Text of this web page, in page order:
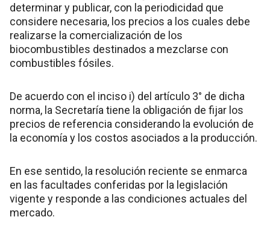
determinar y publicar, con la periodicidad que
considere necesaria, los precios a los cuales debe
realizarse la comercialización de los
biocombustibles destinados a mezclarse con
combustibles fósiles.
De acuerdo con el inciso i) del artículo 3° de dicha
norma, la Secretaría tiene la obligación de fijar los
precios de referencia considerando la evolución de
la economía y los costos asociados a la producción.
En ese sentido, la resolución reciente se enmarca
en las facultades conferidas por la legislación
vigente y responde a las condiciones actuales del
mercado.